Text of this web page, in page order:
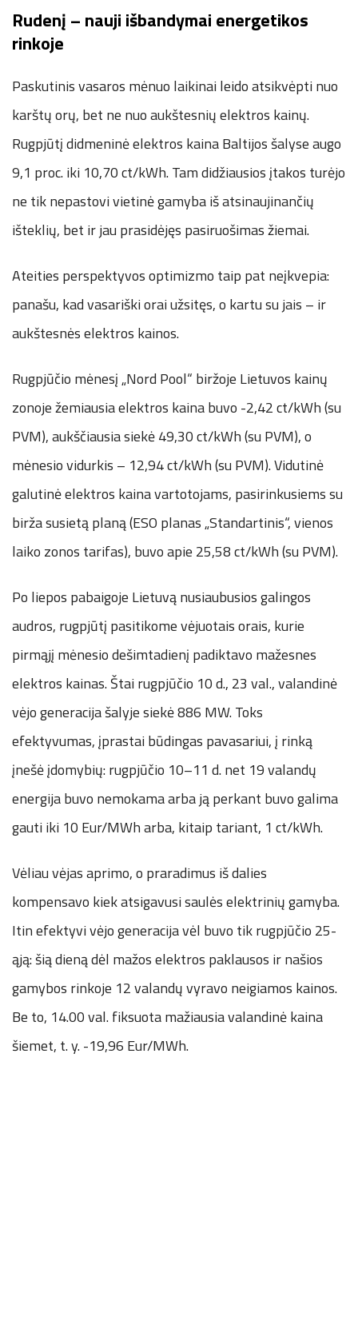
Rudenį – nauji išbandymai energetikos
rinkoje
Paskutinis vasaros mėnuo laikinai leido atsikvėpti nuo
karštų orų, bet ne nuo aukštesnių elektros kainų.
Rugpjūtį didmeninė elektros kaina Baltijos šalyse augo
9,1 proc. iki 10,70 ct/kWh. Tam didžiausios įtakos turėjo
ne tik nepastovi vietinė gamyba iš atsinaujinančių
išteklių, bet ir jau prasidėjęs pasiruošimas žiemai.
Ateities perspektyvos optimizmo taip pat neįkvepia:
panašu, kad vasariški orai užsitęs, o kartu su jais – ir
aukštesnės elektros kainos.
Rugpjūčio mėnesį „Nord Pool“ biržoje Lietuvos kainų
zonoje žemiausia elektros kaina buvo -2,42 ct/kWh (su
PVM), aukščiausia siekė 49,30 ct/kWh (su PVM), o
mėnesio vidurkis – 12,94 ct/kWh (su PVM). Vidutinė
galutinė elektros kaina vartotojams, pasirinkusiems su
birža susietą planą (ESO planas „Standartinis“, vienos
laiko zonos tarifas), buvo apie 25,58 ct/kWh (su PVM).
Po liepos pabaigoje Lietuvą nusiaubusios galingos
audros, rugpjūtį pasitikome vėjuotais orais, kurie
pirmąjį mėnesio dešimtadienį padiktavo mažesnes
elektros kainas. Štai rugpjūčio 10 d., 23 val., valandinė
vėjo generacija šalyje siekė 886 MW. Toks
efektyvumas, įprastai būdingas pavasariui, į rinką
įnešė įdomybių: rugpjūčio 10–11 d. net 19 valandų
energija buvo nemokama arba ją perkant buvo galima
gauti iki 10 Eur/MWh arba, kitaip tariant, 1 ct/kWh.
Vėliau vėjas aprimo, o praradimus iš dalies
kompensavo kiek atsigavusi saulės elektrinių gamyba.
Itin efektyvi vėjo generacija vėl buvo tik rugpjūčio 25-
ąją: šią dieną dėl mažos elektros paklausos ir našios
gamybos rinkoje 12 valandų vyravo neigiamos kainos.
Be to, 14.00 val. fiksuota mažiausia valandinė kaina
šiemet, t. y. -19,96 Eur/MWh.